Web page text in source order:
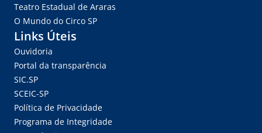
Teatro Estadual de Araras
O Mundo do Circo SP
Links Úteis
Ouvidoria
Portal da transparência
SIC.SP
SCEIC-SP
Política de Privacidade
Programa de Integridade